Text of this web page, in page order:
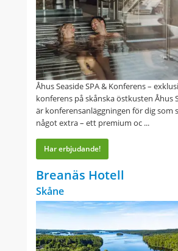
Åhus Seaside SPA & Konferens –
konferens på skånska östkusten Åhus
är konferensanläggningen för dig som
något extra – ett premium oc ...
Har erbjudande!
Breanäs Hotell
Skåne